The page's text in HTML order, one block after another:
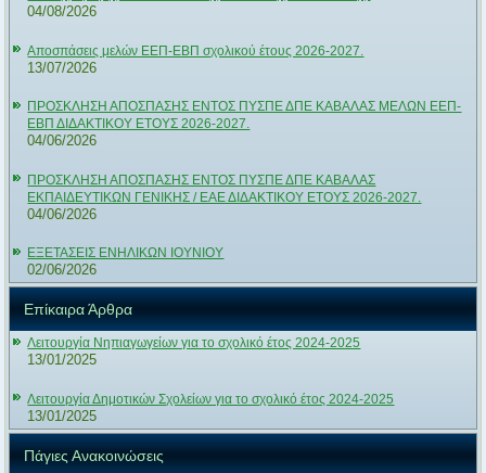
04/08/2026
Αποσπάσεις μελών ΕΕΠ-ΕΒΠ σχολικού έτους 2026-2027.
13/07/2026
ΠΡΟΣΚΛΗΣΗ ΑΠΟΣΠΑΣΗΣ ΕΝΤΟΣ ΠΥΣΠΕ ΔΠΕ ΚΑΒΑΛΑΣ ΜΕΛΩΝ ΕΕΠ-
ΕΒΠ ΔΙΔΑΚΤΙΚΟΥ ΕΤΟΥΣ 2026-2027.
04/06/2026
ΠΡΟΣΚΛΗΣΗ ΑΠΟΣΠΑΣΗΣ ΕΝΤΟΣ ΠΥΣΠΕ ΔΠΕ ΚΑΒΑΛΑΣ
ΕΚΠΑΙΔΕΥΤΙΚΩΝ ΓΕΝΙΚΗΣ / ΕΑΕ ΔΙΔΑΚΤΙΚΟΥ ΕΤΟΥΣ 2026-2027.
04/06/2026
ΕΞΕΤΑΣΕΙΣ ΕΝΗΛΙΚΩΝ ΙΟΥΝΙΟΥ
02/06/2026
Επίκαιρα Άρθρα
Λειτουργία Νηπιαγωγείων για το σχολικό έτος 2024-2025
13/01/2025
Λειτουργία Δημοτικών Σχολείων για το σχολικό έτος 2024-2025
13/01/2025
Πάγιες Ανακοινώσεις